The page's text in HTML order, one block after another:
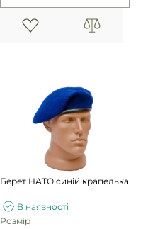
Берет НАТО синій крапелька
В наявності
Розмір